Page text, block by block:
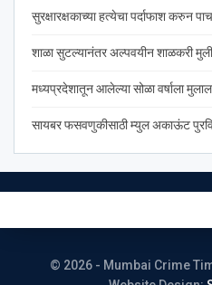
सुरक्षारक्षकाच्या हत्येचा पर्दाफाश करुन
शाळा सुटल्यानंतर अल्पवयीन शाळकरी
मध्यप्रदेशातून आलेल्या सोळा वर्षाला
सायबर फसवणुकीसाठी म्युल अकाऊंट
© 2026 - Mumbai Crime